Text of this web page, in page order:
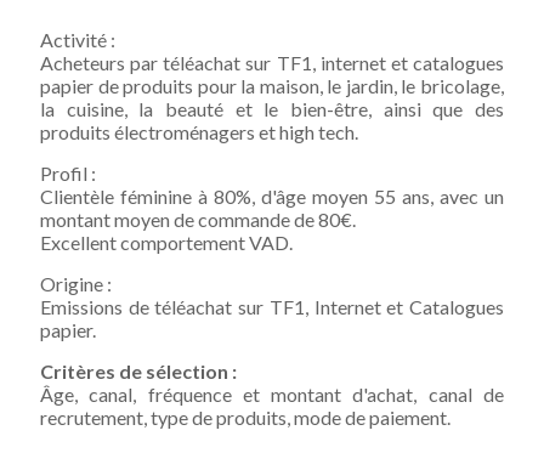
Activité :
Acheteurs par téléachat sur TF1, internet et catalogues
papier de produits pour la maison, le jardin, le bricolage,
la cuisine, la beauté et le bien-être, ainsi que des
produits électroménagers et high tech.
Profil :
Clientèle féminine à 80%, d'âge moyen 55 ans, avec un
montant moyen de commande de 80€.
Excellent comportement VAD.
Origine :
Emissions de téléachat sur TF1, Internet et Catalogues
papier.
Critères de sélection :
Âge, canal, fréquence et montant d'achat, canal de
recrutement, type de produits, mode de paiement.